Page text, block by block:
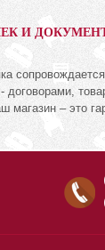
И
договорами,
магазин – это